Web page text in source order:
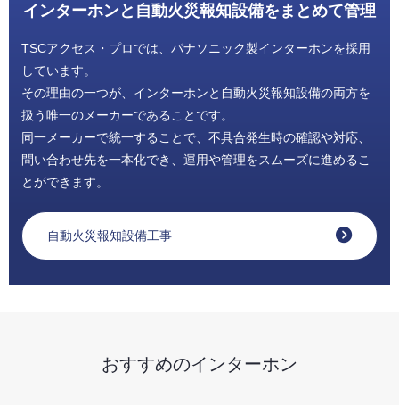
インターホンと 自動火災報知設備をまとめて管理
TSCアクセス・プロでは、パナソニック製インターホンを採用
しています。
その理由の一つが、インターホンと自動火災報知設備の両方を
扱う唯一のメーカーであることです。
同一メーカーで統一することで、不具合発生時の確認や対応、
問い合わせ先を一本化でき、運用や管理をスムーズに進めるこ
とができます。
自動火災報知設備工事
おすすめのインターホン